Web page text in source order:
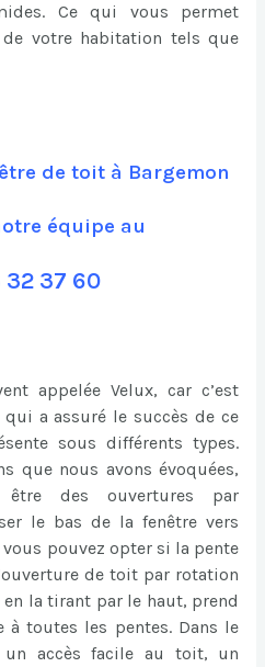
Ce qui vous permet
de votre habitation tels que
de toit à Bargemon
équipe au
32 37 60
appelée Velux, car c’est
a assuré le succès de ce
sous différents types.
que nous avons évoquées,
être des ouvertures par
le bas de la fenêtre vers
pouvez opter si la pente
de toit par rotation
la tirant par le haut, prend
à toutes les pentes. Dans le
accès facile au toit, un